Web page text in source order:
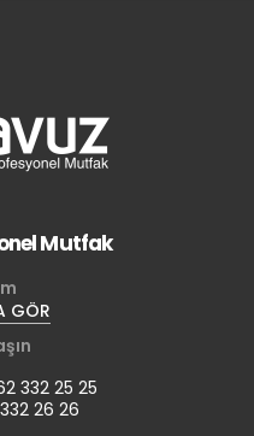
Mutfak
GÖR
332 25 25
26 26